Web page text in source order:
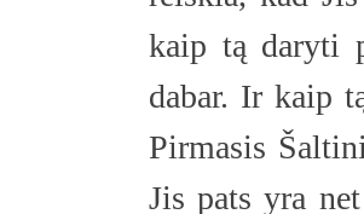
kaip tą daryti
dabar. Ir kaip
Pirmasis
Jis pats yra